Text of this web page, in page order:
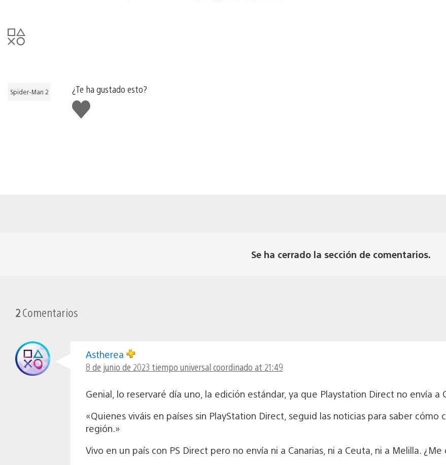
Spider-Man 2
¿Te ha gustado esto?
Me
gusta
esto
Se ha cerrado la sección de comentarios.
2Comentarios
Astherea
8 de junio de 2023 tiempo universal coordinado at 21:49
Genial, lo reservaré día uno, la edición estándar, ya que Playstation Direct no envía a
«Quienes viváis en países sin PlayStation Direct, seguid las noticias para saber
región.»
Vivo en un país con PS Direct pero no envía ni a Canarias, ni a Ceuta, ni a Melilla.